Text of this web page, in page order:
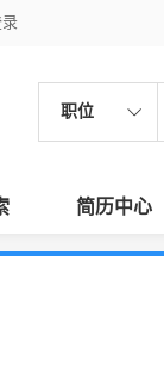
职位
简历中心